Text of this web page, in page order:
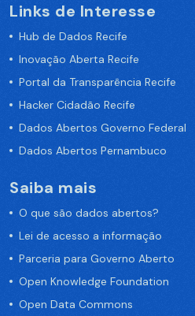
Links de Interesse
Hub de Dados Recife
Inovação Aberta Recife
Portal da Transparência Recife
Hacker Cidadão Recife
Dados Abertos Governo Federal
Dados Abertos Pernambuco
Saiba mais
O que são dados abertos?
Lei de acesso a informação
Parceria para Governo Aberto
Open Knowledge Foundation
Open Data Commons